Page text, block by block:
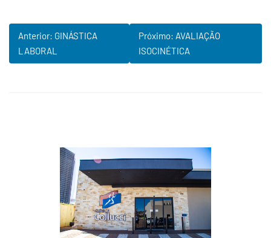
Anterior: GINÁSTICA
LABORAL
Próximo: AVALIAÇÃO
ISOCINÉTICA